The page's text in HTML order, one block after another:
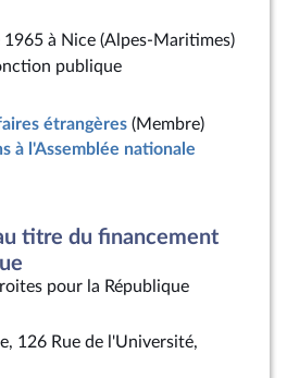
1965 à Nice (Alpes-Maritimes)
publique
étrangères (Membre)
à l'Assemblée nationale
titre du financement
pour la République
126 Rue de l'Université,